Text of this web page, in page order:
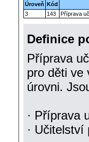
Úroveň Kód
3
143 Příprava
Definice
Příprava
pro děti ve
úrovni.
· Příprava
·